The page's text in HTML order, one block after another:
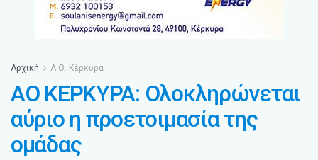
Αρχική Α.Ο. Κέρκυρα
ΑΟ ΚΕΡΚΥΡΑ: Ολοκληρώνεται
αύριο η προετοιμασία της
ομάδας